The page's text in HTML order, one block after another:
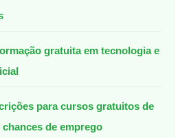
gratuita em tecnologia e
para cursos gratuitos de
chances de emprego